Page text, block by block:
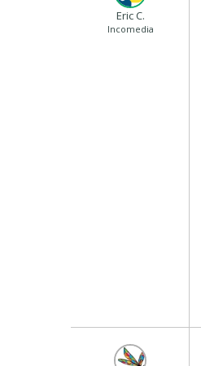
Eric C.
Incomedia